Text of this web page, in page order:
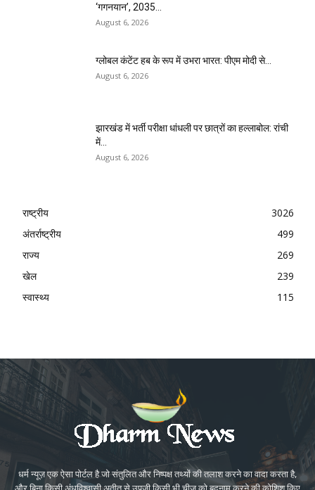
‘गगनयान’, 2035...
August 6, 2026
ग्लोबल कंटेंट हब के रूप में उभरा भारत: पीएम मोदी से...
August 6, 2026
झारखंड में भर्ती परीक्षा धांधली पर छात्रों का हल्लाबोल: रांची
में...
August 6, 2026
राष्ट्रीय
3026
अंतर्राष्ट्रीय
499
राज्य
269
खेल
239
स्वास्थ्य
115
धर्म न्यूज़ एक ऐसा पोर्टल है जो संतुलित और निष्पक्ष तथ्यों की तलाश करने का वादा करता है,